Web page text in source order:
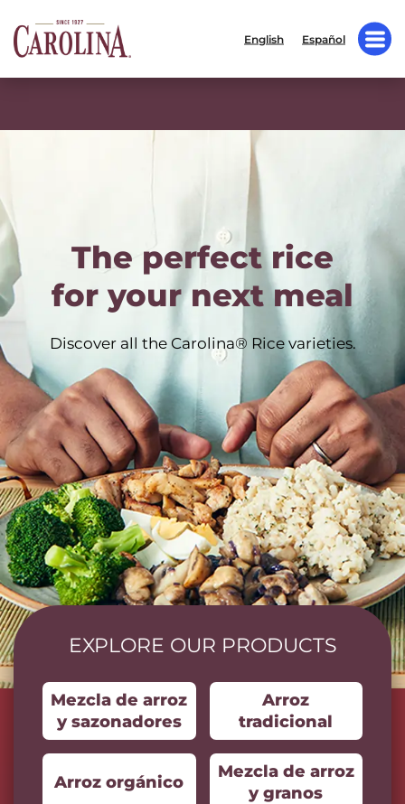
English Español
The perfect rice
for your next meal
Discover all the Carolina® Rice varieties.
EXPLORE OUR PRODUCTS
Mezcla de arroz
y sazonadores
Arroz
tradicional
Arroz orgánico
Mezcla de arroz
y granos